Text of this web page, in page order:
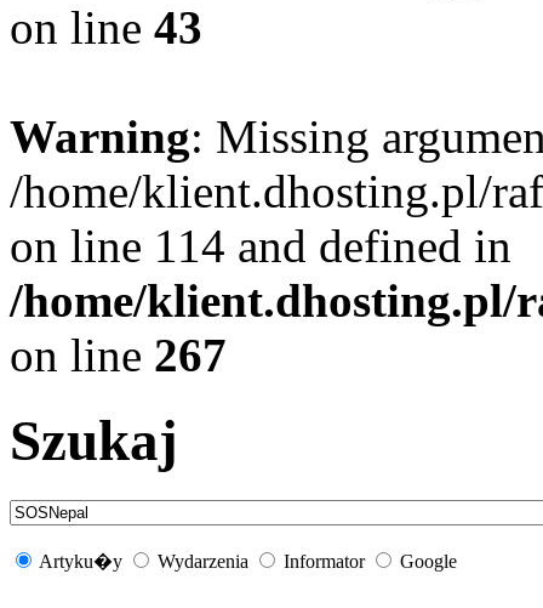
on line 43
Warning: Missing
/home/klient.dhosting.pl/
on line 114 and defined in
/home/klient.dhosting.pl/
on line 267
Szukaj
Artyku�y Wydarzenia Informator Google